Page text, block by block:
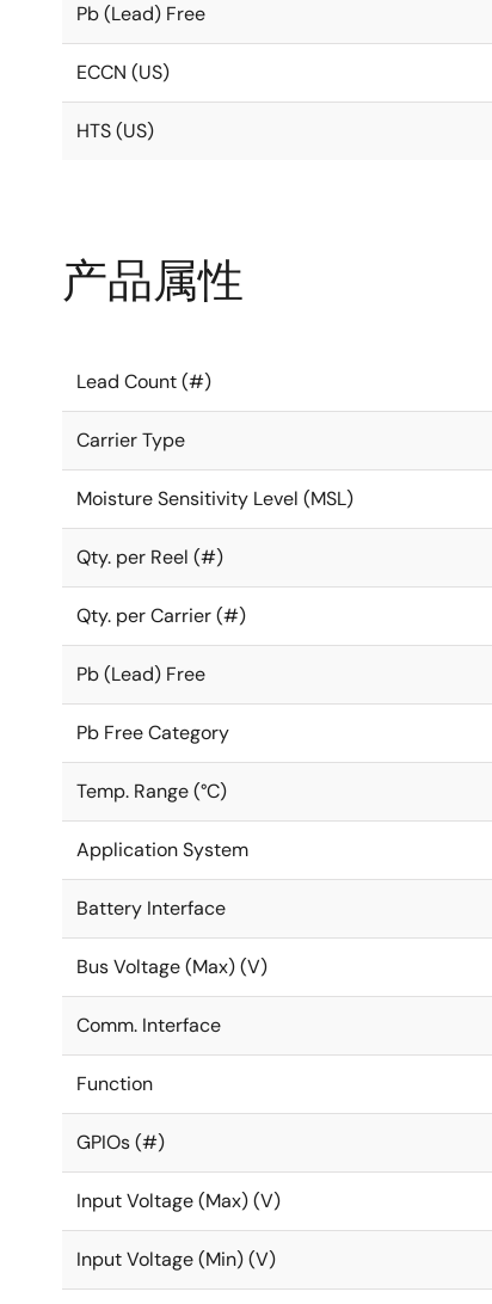
Pb (Lead) Free
ECCN (US)
HTS (US)
产品属性
Lead Count (#)
Carrier Type
Moisture Sensitivity Level (MSL)
Qty. per Reel (#)
Qty. per Carrier (#)
Pb (Lead) Free
Pb Free Category
Temp. Range (°C)
Application System
Battery Interface
Bus Voltage (Max) (V)
Comm. Interface
Function
GPIOs (#)
Input Voltage (Max) (V)
Input Voltage (Min) (V)